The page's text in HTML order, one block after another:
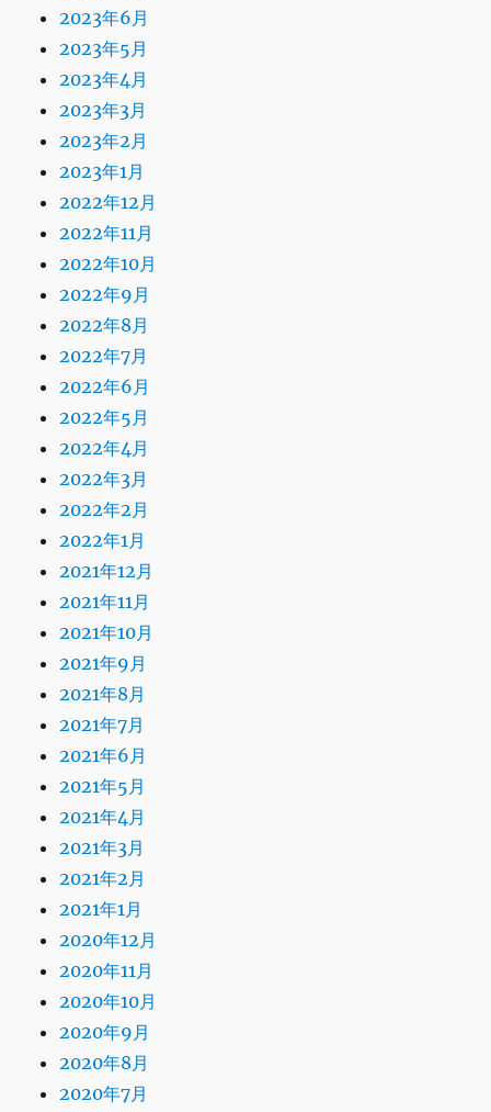
2023年6月
2023年5月
2023年4月
2023年3月
2023年2月
2023年1月
2022年12月
2022年11月
2022年10月
2022年9月
2022年8月
2022年7月
2022年6月
2022年5月
2022年4月
2022年3月
2022年2月
2022年1月
2021年12月
2021年11月
2021年10月
2021年9月
2021年8月
2021年7月
2021年6月
2021年5月
2021年4月
2021年3月
2021年2月
2021年1月
2020年12月
2020年11月
2020年10月
2020年9月
2020年8月
2020年7月